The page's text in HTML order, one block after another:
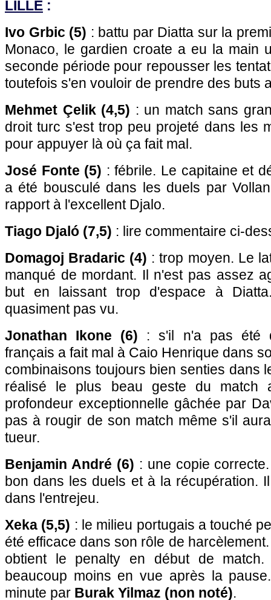
LILLE :
Ivo Grbic (5) : battu par Diatta sur la
Monaco, le gardien croate a eu la main
seconde période pour repousser les
toutefois s'en vouloir de prendre des buts
Mehmet Çelik (4,5) : un match sans
droit turc s'est trop peu projeté dans les
pour appuyer là où ça fait mal.
José Fonte (5) : fébrile. Le capitaine et
a été bousculé dans les duels par
rapport à l'excellent Djalo.
Tiago Djaló (7,5) : lire commentaire ci-
Domagoj Bradaric (4) : trop moyen. Le
manqué de mordant. Il n'est pas assez
but en laissant trop d'espace à
quasiment pas vu.
Jonathan Ikone (6) : s'il n'a pas été
français a fait mal à Caio Henrique dans
combinaisons toujours bien senties dans
réalisé le plus beau geste du match
profondeur exceptionnelle gâchée par
pas à rougir de son match même s'il
tueur.
Benjamin André (6) : une copie
bon dans les duels et à la récupération.
dans l'entrejeu.
Xeka (5,5) : le milieu portugais a touché
été efficace dans son rôle de
obtient le penalty en début de
beaucoup moins en vue après la
minute par Burak Yilmaz (non noté).